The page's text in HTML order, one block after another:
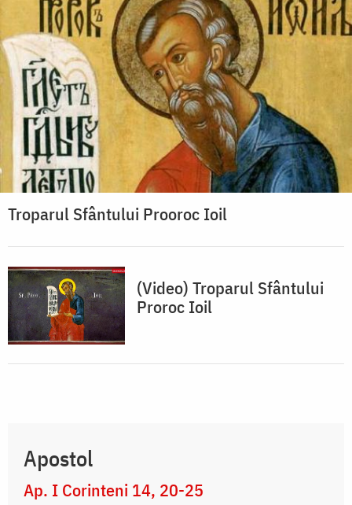
Troparul Sfântului Prooroc Ioil
(Video) Troparul Sfântului
Proroc Ioil
Apostol
Ap. I Corinteni 14, 20-25